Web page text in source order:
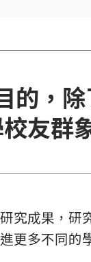
的，
友群
究成果，
更多不同